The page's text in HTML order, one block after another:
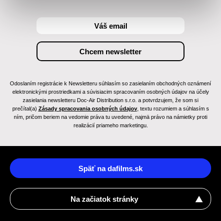
Odoslaním registrácie k Newsletteru súhlasím so zasielaním obchodných oznámení
elektronickými prostriedkami a súvisiacim spracovaním osobných údajov na účely
zasielania newsletteru Doc-Air Distribution s.r.o. a potvrdzujem, že som si
prečítal(a) Zásady spracovania osobných údajov, textu rozumiem a súhlasím s
ním, pričom beriem na vedomie práva tu uvedené, najmä právo na námietky proti
realizácií priameho marketingu.
Späť na dafilms.sk
Na začiatok stránky